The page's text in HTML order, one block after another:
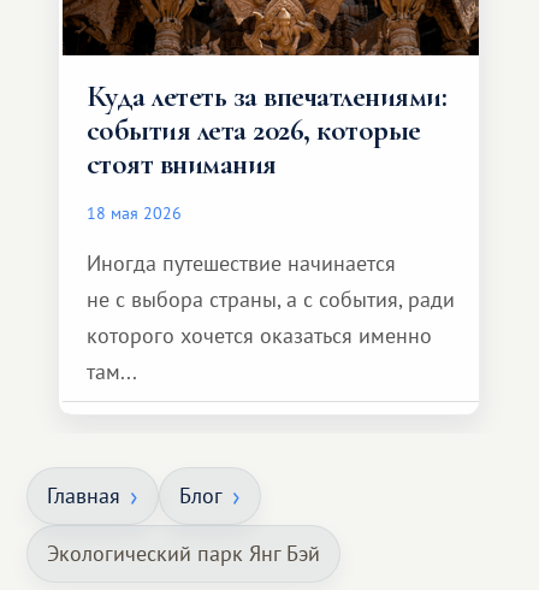
Куда лететь за впечатлениями:
события лета 2026, которые
стоят внимания
18 мая 2026
Иногда путешествие начинается
не с выбора страны, а с события, ради
которого хочется оказаться именно
там...
Главная Блог
Экологический парк Янг Бэй